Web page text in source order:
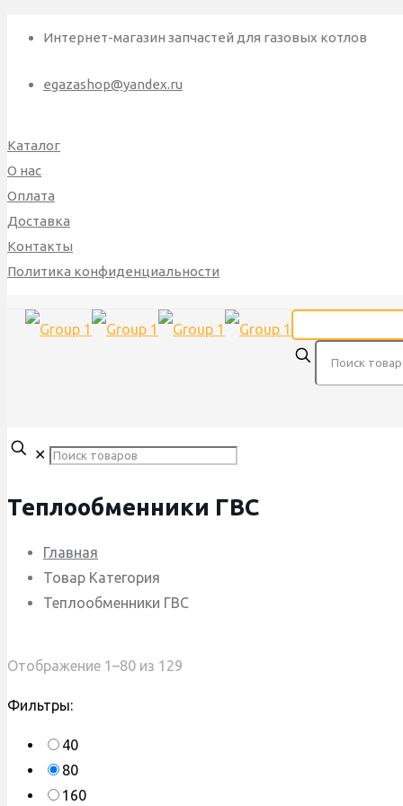
Интернет-магазин запчастей для газовых котлов
egazashop@yandex.ru
Каталог
О нас
Оплата
Доставка
Контакты
Политика конфиденциальности
✕
Теплообменники ГВС
Главная
Товар Категория
Теплообменники ГВС
Отображение 1–80 из 129
Фильтры:
40
80
160